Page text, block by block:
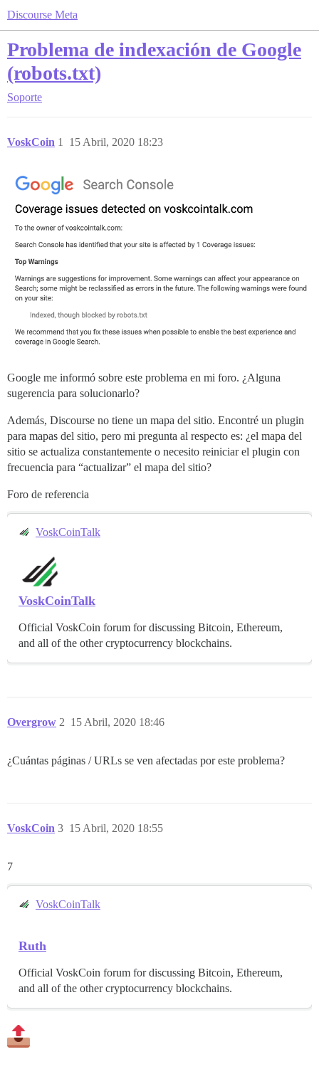
Discourse Meta
Problema de indexación de Google
(robots.txt)
Soporte
VoskCoin 15 Abril, 2020 18:23
1
Google me informó sobre este problema en mi foro. ¿Alguna
sugerencia para solucionarlo?
Además, Discourse no tiene un mapa del sitio. Encontré un plugin
para mapas del sitio, pero mi pregunta al respecto es: ¿el mapa del
sitio se actualiza constantemente o necesito reiniciar el plugin con
frecuencia para “actualizar” el mapa del sitio?
Foro de referencia
VoskCoinTalk
VoskCoinTalk
Official VoskCoin forum for discussing Bitcoin, Ethereum,
and all of the other cryptocurrency blockchains.
Overgrow 15 Abril, 2020 18:46
2
¿Cuántas páginas / URLs se ven afectadas por este problema?
VoskCoin 15 Abril, 2020 18:55
3
7
VoskCoinTalk
Ruth
Official VoskCoin forum for discussing Bitcoin, Ethereum,
and all of the other cryptocurrency blockchains.